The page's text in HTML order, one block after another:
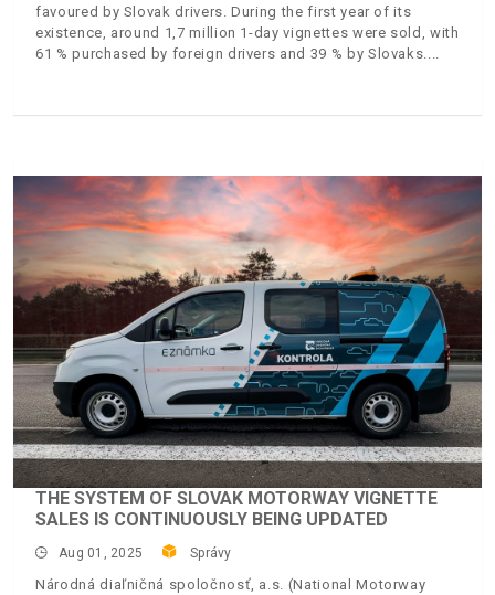
favoured by Slovak drivers. During the first year of its
existence, around 1,7 million 1-day vignettes were sold, with
61 % purchased by foreign drivers and 39 % by Slovaks.
THE SYSTEM OF SLOVAK MOTORWAY VIGNETTE
SALES IS CONTINUOUSLY BEING UPDATED
Aug 01, 2025 Správy
Národná diaľničná spoločnosť, a.s. (National Motorway